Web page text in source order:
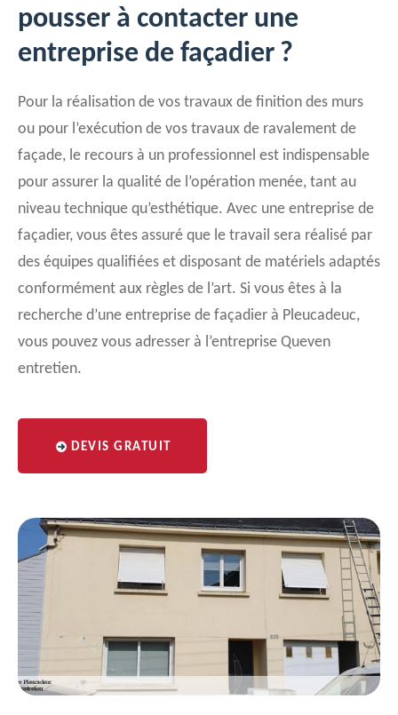
pousser à contacter une
entreprise de façadier ?
Pour la réalisation de vos travaux de finition des murs
ou pour l’exécution de vos travaux de ravalement de
façade, le recours à un professionnel est indispensable
pour assurer la qualité de l’opération menée, tant au
niveau technique qu’esthétique. Avec une entreprise de
façadier, vous êtes assuré que le travail sera réalisé par
des équipes qualifiées et disposant de matériels adaptés
conformément aux règles de l’art. Si vous êtes à la
recherche d’une entreprise de façadier à Pleucadeuc,
vous pouvez vous adresser à l’entreprise Queven
entretien.
DEVIS GRATUIT